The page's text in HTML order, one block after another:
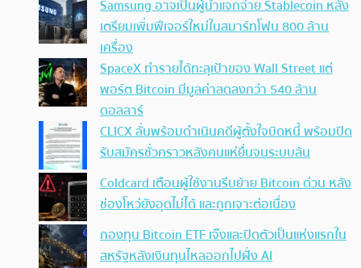
Samsung อาจเป็นผู้นำแจกจ่าย Stablecoin หลัง
เตรียมเพิ่มฟีเจอร์ใหม่ในสมาร์ทโฟน 800 ล้าน
เครื่อง
SpaceX ทำรายได้ทะลุเป้าของ Wall Street แต่
พอร์ต Bitcoin มีมูลค่าลดลงกว่า 540 ล้าน
ดอลลาร์
CLICX ลั่นพร้อมดำเนินคดีผู้ตั้งใจบิดหนี้ พร้อมปิด
รับสมัครชั่วคราวหลังคนแห่ยื่นจนระบบล้น
Coldcard เตือนผู้ใช้งานรีบย้าย Bitcoin ด่วน หลัง
ช่องโหว่ยังอุดไม่ได้ และถูกเจาะต่อเนื่อง
กองทุน Bitcoin ETF เจ๊งและปิดตัวเป็นแห่งแรกใน
สหรัฐหลังเงินทุนไหลออกไปฝั่ง AI